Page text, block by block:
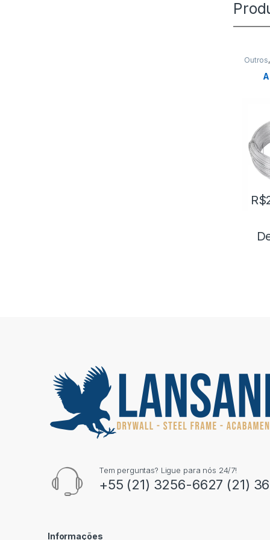
Outros
R$
Tem perguntas? Ligue para nós 24/7!
+55 (21) 3256-6627 (21)
Informações